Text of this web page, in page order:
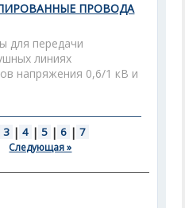
ПРОВОДА
для передачи
линиях
напряжения 0,6/1 кВ и
3 | 4 | 5 | 6 | 7
Следующая »